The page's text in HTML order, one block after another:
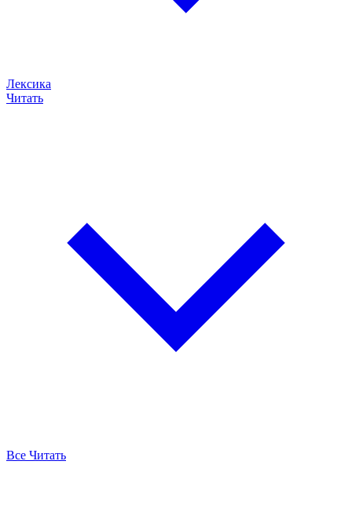
Лексика
Читать
Все Читать